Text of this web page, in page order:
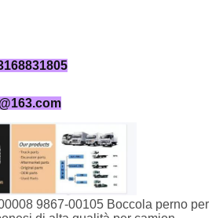
9867-00105 Boccola perno per